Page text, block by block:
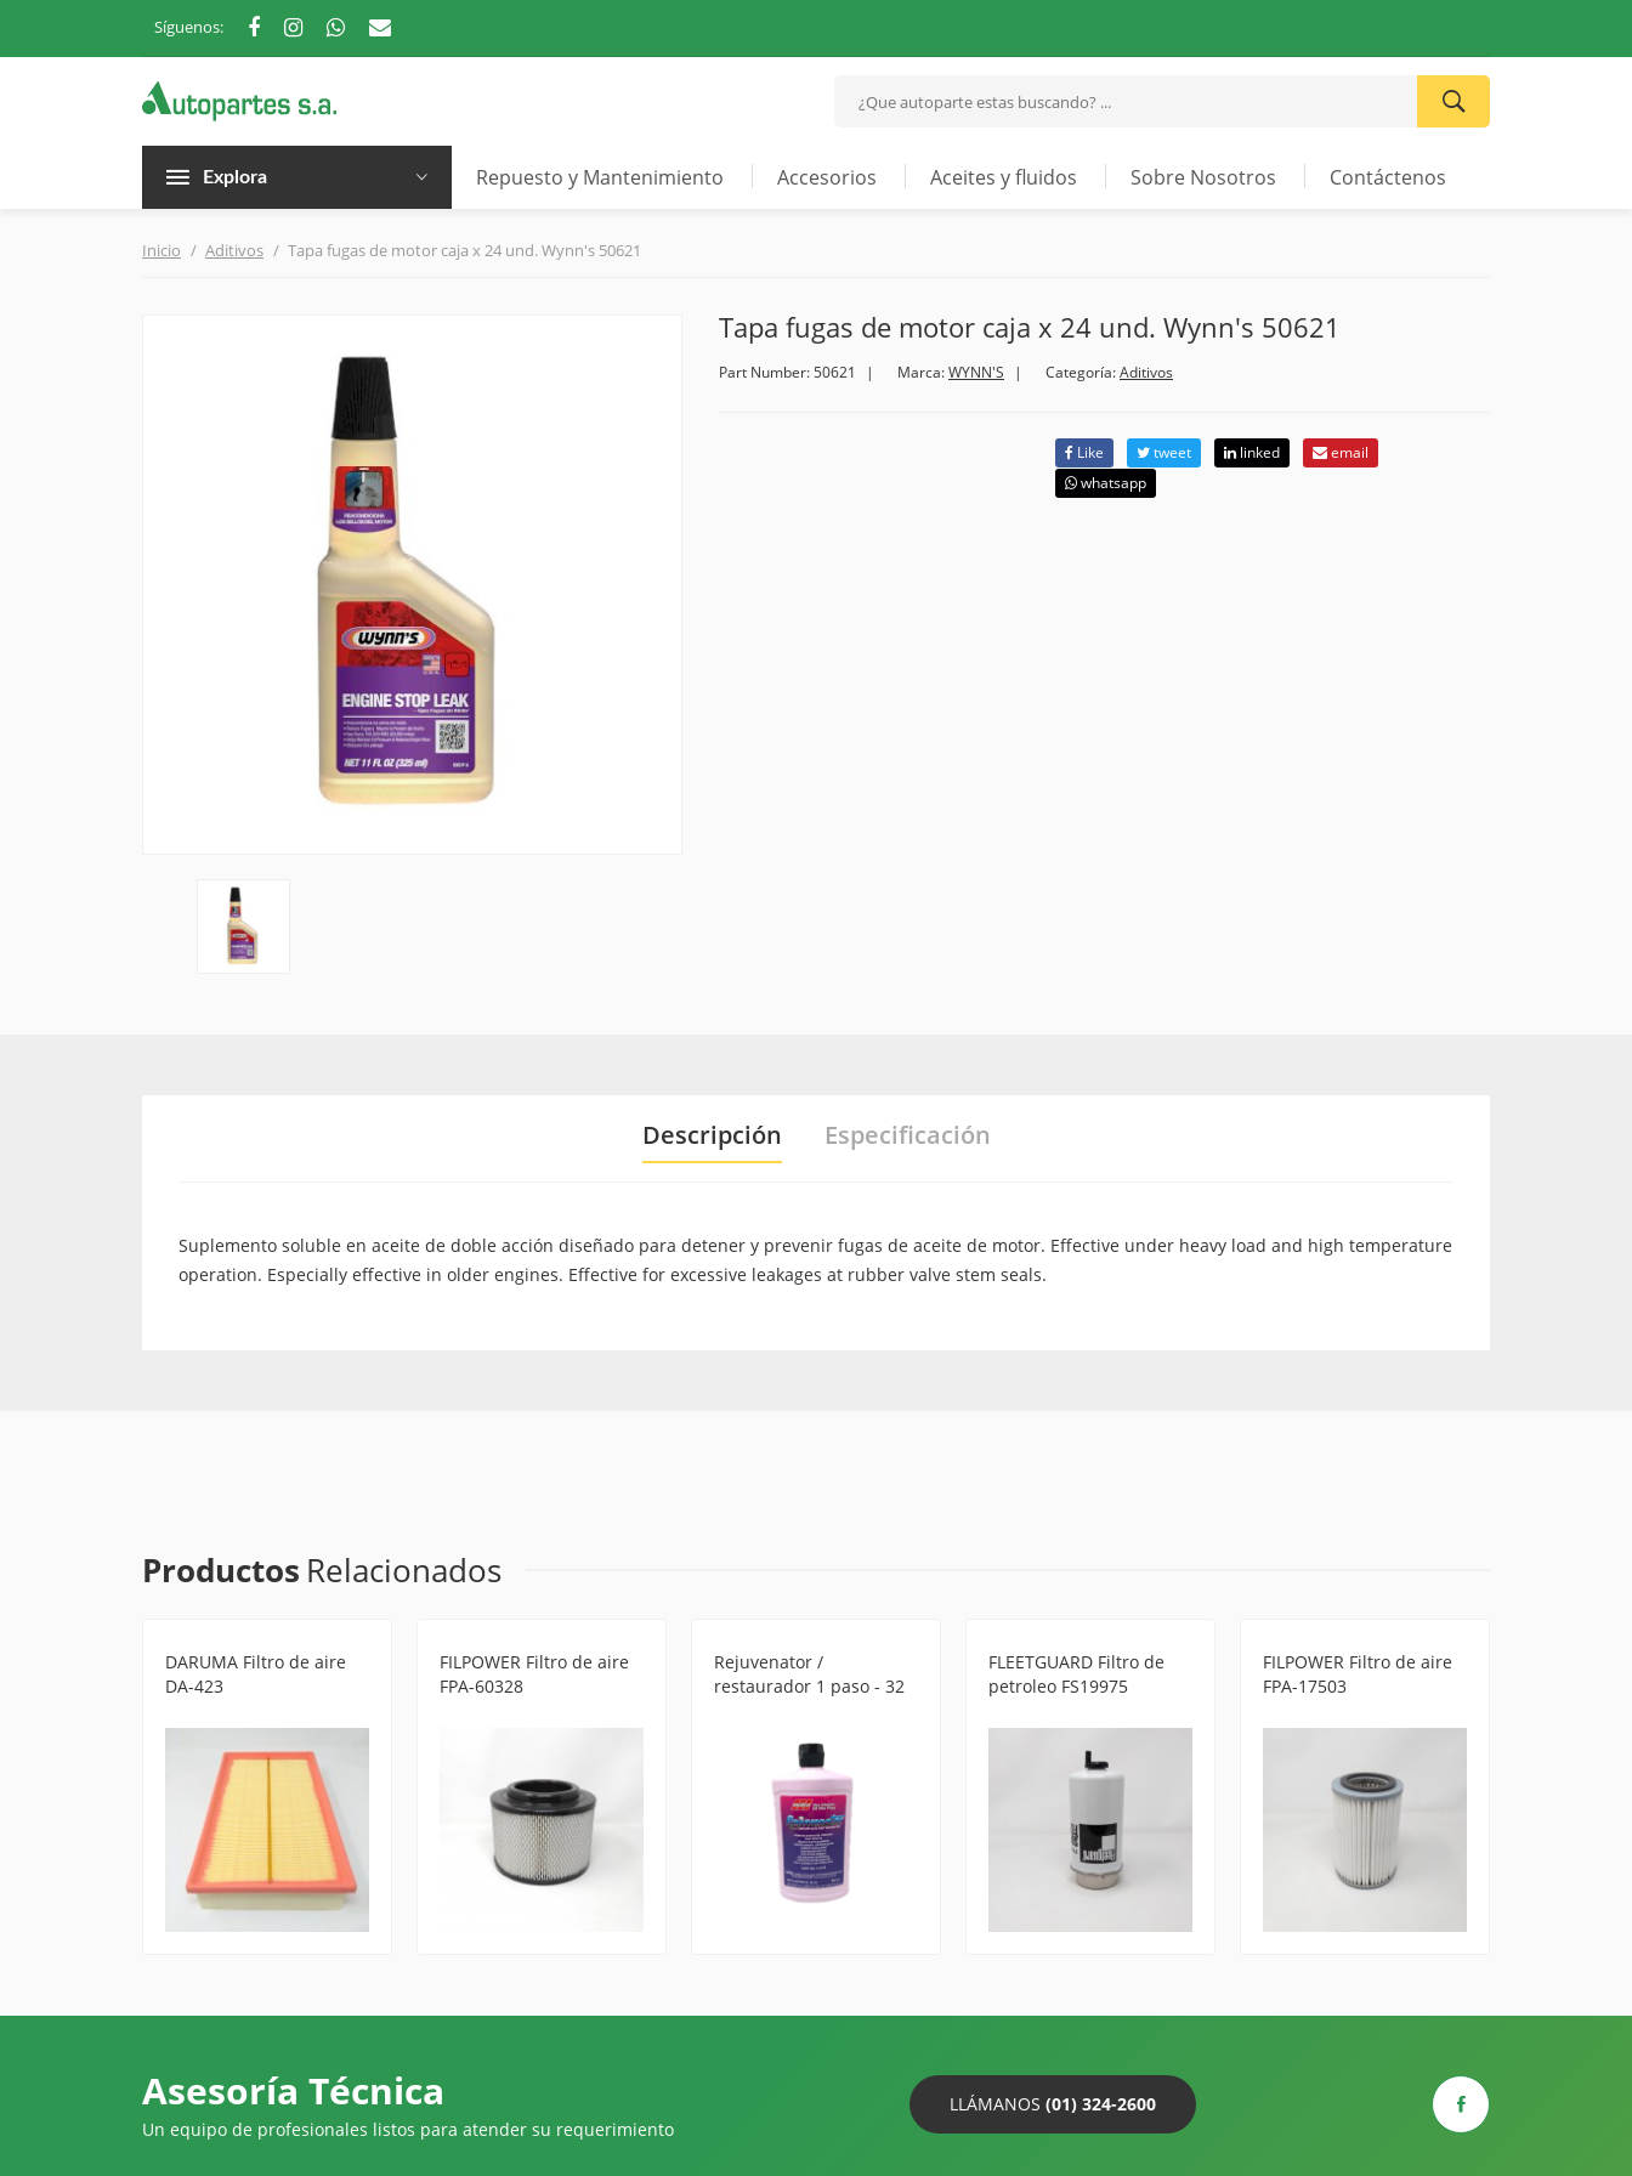
Síguenos:
Explora Repuesto y Mantenimiento Accesorios Aceites y fluidos Sobre Nosotros Contáctenos
Inicio Aditivos Tapa fugas de motor caja x 24 und. Wynn's 50621
Tapa fugas de motor caja x 24 und. Wynn's 50621
Part Number: 50621 Marca:WYNN'S Categoría:Aditivos
Like tweet linked
email
whatsapp
Descripción Especificación
Suplemento soluble en aceite de doble acción diseñado para detener y prevenir fugas de aceite de motor. Effective under heavy load and high temperature
operation. Especially effective in older engines. Effective for excessive leakages at rubber valve stem seals.
Productos Relacionados
DARUMA Filtro de aire
DA-423
FILPOWER Filtro de aire
FPA-60328
Rejuvenator /
restaurador 1 paso - 32
FLEETGUARD Filtro de
petroleo FS19975
FILPOWER Filtro de aire
FPA-17503
Asesoría Técnica
Un equipo de profesionales listos para atender su requerimiento
LLÁMANOS (01) 324-2600